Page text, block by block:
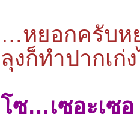
…หยอกครับห
ลุงก็ทำปากเก่
โซ…เซอะเซอ